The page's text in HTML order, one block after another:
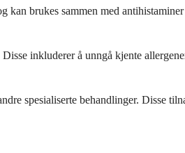
brukes sammen med
inkluderer å unngå kjente
spesialiserte behandlinger. Disse